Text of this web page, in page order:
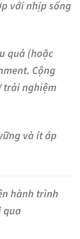
với nhịp sống
quả (hoặc
Cộng
trải nghiệm
và ít áp
hành trình
qua